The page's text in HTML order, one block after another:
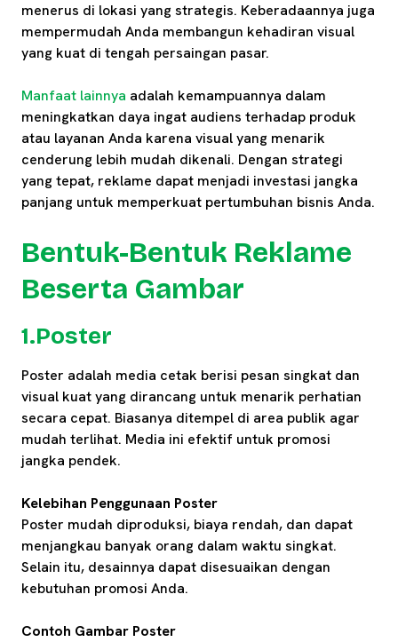
menerus di lokasi yang strategis. Keberadaannya juga
mempermudah Anda membangun kehadiran visual
yang kuat di tengah persaingan pasar.
Manfaat lainnya adalah kemampuannya dalam
meningkatkan daya ingat audiens terhadap produk
atau layanan Anda karena visual yang menarik
cenderung lebih mudah dikenali. Dengan strategi
yang tepat, reklame dapat menjadi investasi jangka
panjang untuk memperkuat pertumbuhan bisnis Anda.
Bentuk-Bentuk Reklame
Beserta Gambar
1.Poster
Poster adalah media cetak berisi pesan singkat dan
visual kuat yang dirancang untuk menarik perhatian
secara cepat. Biasanya ditempel di area publik agar
mudah terlihat. Media ini efektif untuk promosi
jangka pendek.
Kelebihan Penggunaan Poster
Poster mudah diproduksi, biaya rendah, dan dapat
menjangkau banyak orang dalam waktu singkat.
Selain itu, desainnya dapat disesuaikan dengan
kebutuhan promosi Anda.
Contoh Gambar Poster